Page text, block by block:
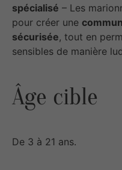
spécialisé – Les
pour créer une
sécurisée, tout en
sensibles de manière
Âge cible
De 3 à 21 ans.